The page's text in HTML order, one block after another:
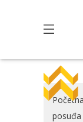
Početna
posuđa